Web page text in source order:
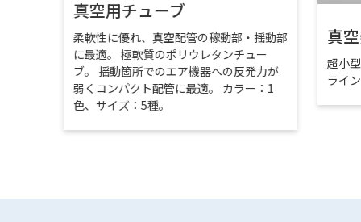
真空用チューブ
柔軟性に優れ、真空配管の稼動部・揺動部
に最適。 極軟質のポリウレタンチュー
ブ。 揺動箇所でのエア機器への反発力が
弱くコンパクト配管に最適。 カラー：1
色、サイズ：5種。
真
超小
ライ